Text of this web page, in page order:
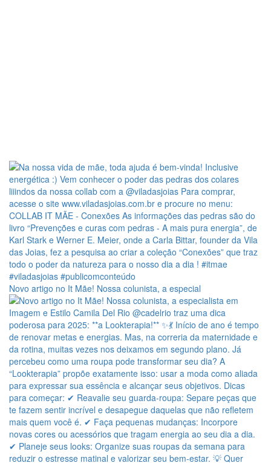
Novo artigo no It Mãe! Nossa colunista, a especial